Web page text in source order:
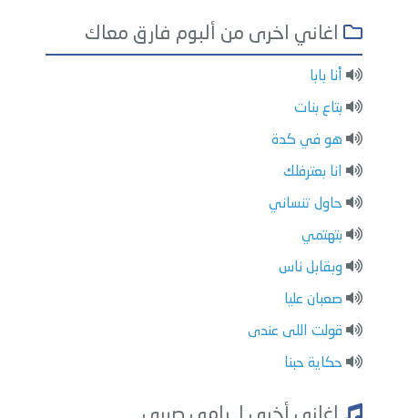
اغاني اخرى من ألبوم فارق معاك
أنا بابا
بتاع بنات
هو في كدة
انا بعترفلك
حاول تنساني
بتهتمي
وبقابل ناس
صعبان عليا
قولت اللى عندى
حكاية حبنا